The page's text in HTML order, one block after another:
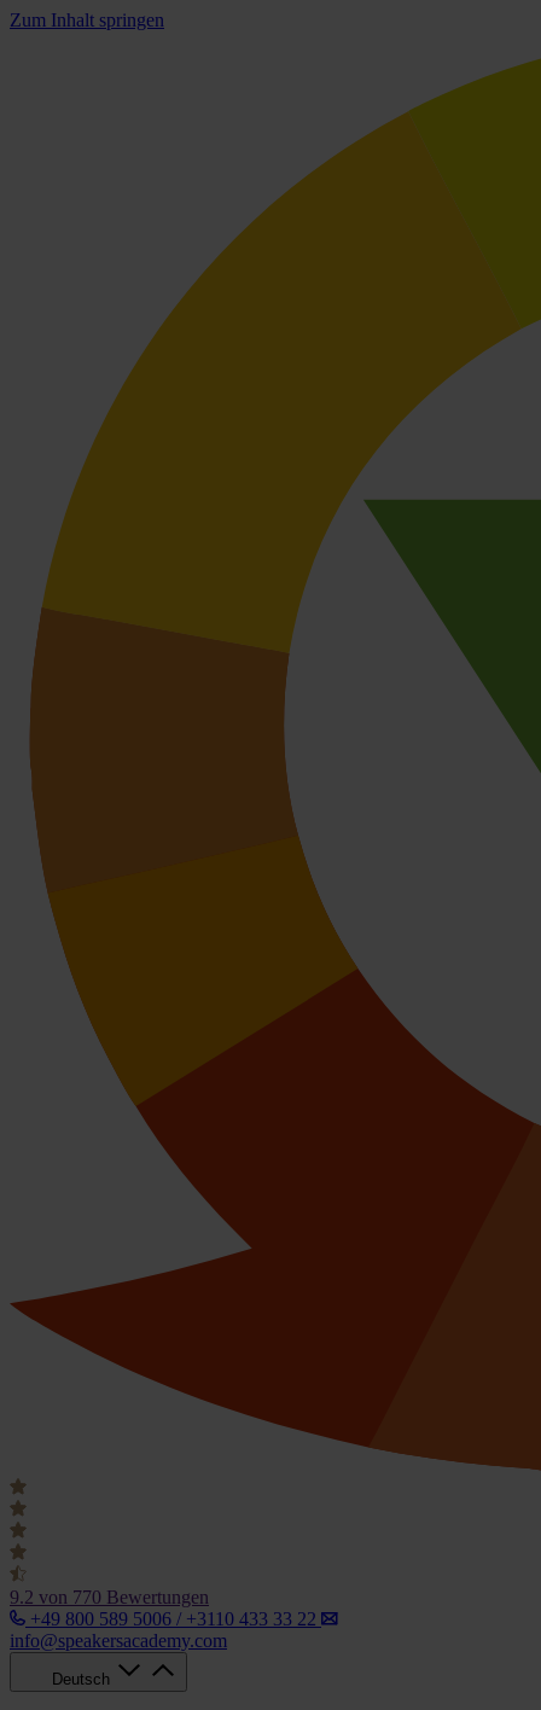
Zum Inhalt springen
9.2 von 770 Bewertungen
+49 800 589 5006 / +3110 433 33 22
info@speakersacademy.com
Deutsch